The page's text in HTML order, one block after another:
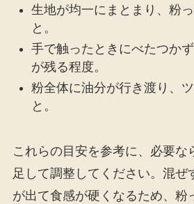
生地が均一にまとまり、粉
と。
手で触ったときにべたつか
が残る程度。
粉全体に油分が行き渡り、
と。
これらの目安を参考に、必要な
足して調整してください。混ぜ
が出て食感が硬くなるため、粉